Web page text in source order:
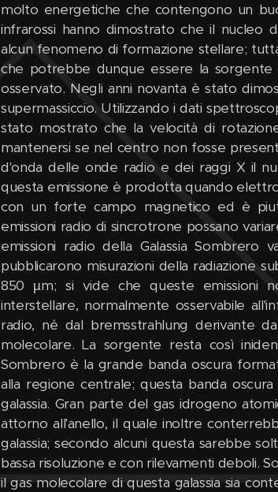
molto energetiche che contengono un
infrarossi hanno dimostrato che il nucleo
alcun fenomeno di formazione stellare;
che potrebbe dunque essere la
osservato. Negli anni novanta è stato
supermassiccio. Utilizzando i dati
stato mostrato che la velocità di
mantenersi se nel centro non fosse
d'onda delle onde radio e dei raggi X il
questa emissione è prodotta quando
con un forte campo magnetico ed è
emissioni radio di sincrotrone possano
emissioni radio della Galassia
pubblicarono misurazioni della radiazione
850 µm; si vide che queste emissioni
interstellare, normalmente osservabile
radio, né dal bremsstrahlung derivante
molecolare. La sorgente resta così
Sombrero è la grande banda oscura
alla regione centrale; questa banda
galassia. Gran parte del gas idrogeno
attorno all'anello, il quale inoltre
galassia; secondo alcuni questa sarebbe
bassa risoluzione e con rilevamenti deboli.
il gas molecolare di questa galassia sia